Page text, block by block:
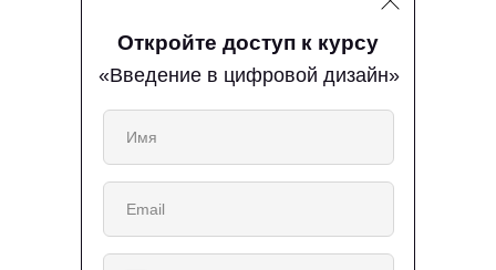
Откройте доступ к курсу
«Введение в цифровой дизайн»